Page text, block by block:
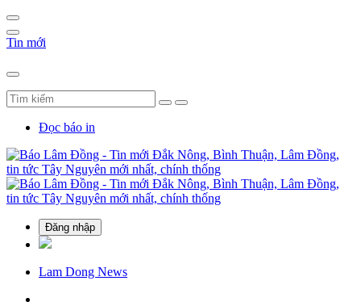
Tin mới
Đọc báo in
Đăng nhập
Lam Dong News